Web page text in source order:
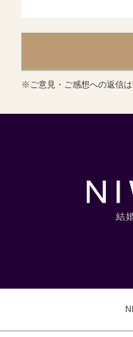
※ご意見・ご感想への返信は
結